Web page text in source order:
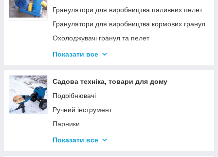
Газові котли
Аксесуари для твердопаливних котлів
Гранулятори для виробництва паливних пелет
Гранулятори для виробництва кормових гранул
Охолоджувачі гранул та пелет
Подрібнювачі
Дровоколи
Показати все
Садова техніка, товари для дому
Подрібнювачі
Ручний інструмент
Парники
Термоси
Показати все